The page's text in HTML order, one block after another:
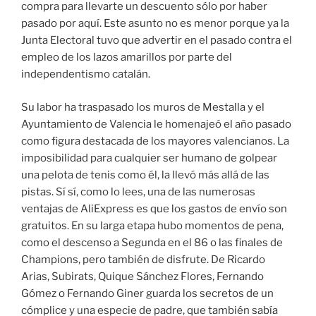
compra para llevarte un descuento sólo por haber
pasado por aquí. Este asunto no es menor porque ya la
Junta Electoral tuvo que advertir en el pasado contra el
empleo de los lazos amarillos por parte del
independentismo catalán.
Su labor ha traspasado los muros de Mestalla y el
Ayuntamiento de Valencia le homenajeó el año pasado
como figura destacada de los mayores valencianos. La
imposibilidad para cualquier ser humano de golpear
una pelota de tenis como él, la llevó más allá de las
pistas. Sí sí, como lo lees, una de las numerosas
ventajas de AliExpress es que los gastos de envío son
gratuitos. En su larga etapa hubo momentos de pena,
como el descenso a Segunda en el 86 o las finales de
Champions, pero también de disfrute. De Ricardo
Arias, Subirats, Quique Sánchez Flores, Fernando
Gómez o Fernando Giner guarda los secretos de un
cómplice y una especie de padre, que también sabía